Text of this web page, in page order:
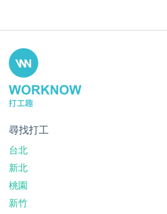
尋找打工
台北
新北
桃園
新竹